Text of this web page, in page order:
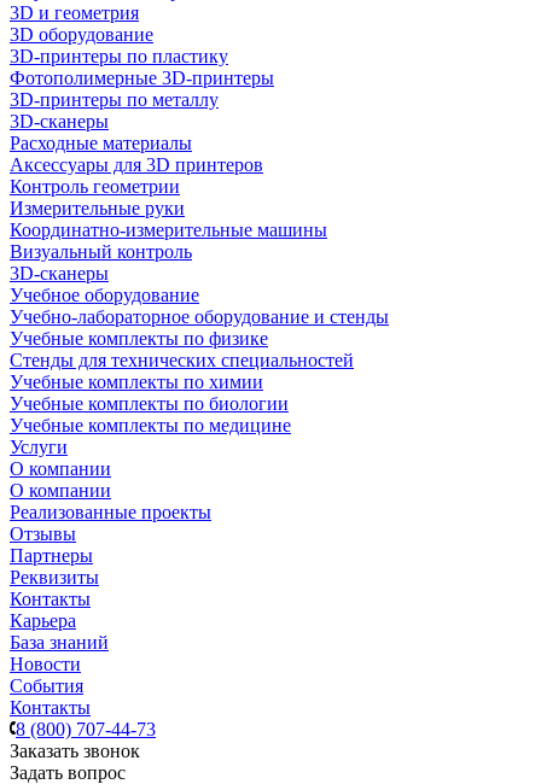
3D и геометрия
3D оборудование
3D-принтеры по пластику
Фотополимерные 3D-принтеры
3D-принтеры по металлу
3D-сканеры
Расходные материалы
Аксессуары для 3D принтеров
Контроль геометрии
Измерительные руки
Координатно-измерительные машины
Визуальный контроль
3D-сканеры
Учебное оборудование
Учебно-лабораторное оборудование и стенды
Учебные комплекты по физике
Стенды для технических специальностей
Учебные комплекты по химии
Учебные комплекты по биологии
Учебные комплекты по медицине
Услуги
О компании
О компании
Реализованные проекты
Отзывы
Партнеры
Реквизиты
Контакты
Карьера
База знаний
Новости
События
Контакты
8 (800) 707-44-73
Заказать звонок
Задать вопрос